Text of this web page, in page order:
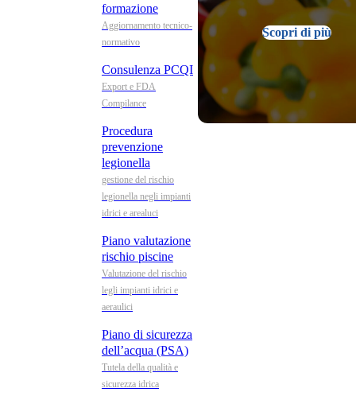
formazione
Aggiornamento tecnico-
normativo
Consulenza PCQI
Export e FDA
Compilance
Procedura
prevenzione
legionella
gestione del rischio
legionella negli impianti
idrici e arealuci
Piano valutazione
rischio piscine
Valutazione del rischio
legli impianti idrici e
aeraulici
Piano di sicurezza
dell’acqua (PSA)
Tutela della qualità e
sicurezza idrica
Scopri di più